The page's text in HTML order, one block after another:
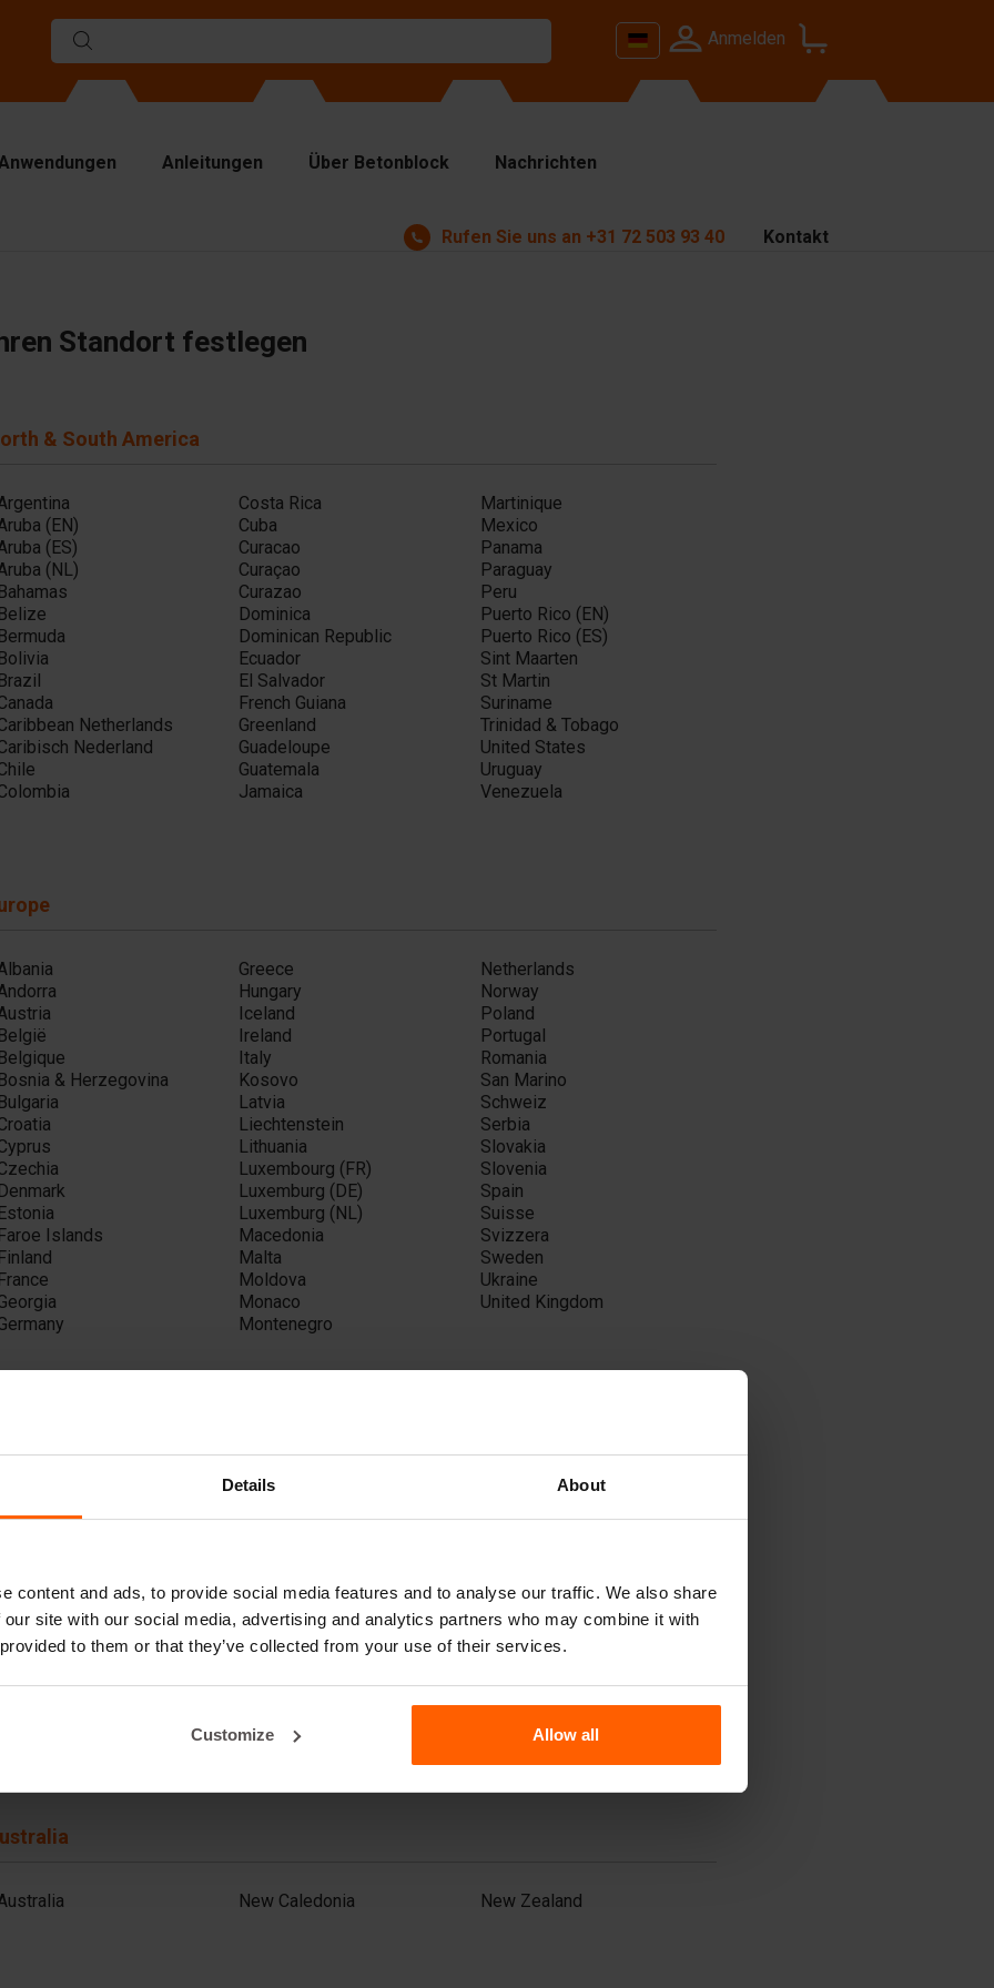
Details About
content and ads, to provide social media features and to analyse our traffic. We also share
site with our social media, advertising and analytics partners who may combine it with
to them or that they’ve collected from your use of their services.
Customize Allow all
Anmelden
Anleitungen Über Betonblock Nachrichten
Rufen Sie uns an +31 72 503 93 40 Kontakt
Standort festlegen
& South America
(EN)
(ES)
(NL)
Bahamas
Belize
Bermuda
Bolivia
Brazil
Netherlands
Nederland
Costa Rica
Cuba
Curacao
Curaçao
Curazao
Dominica
Dominican Republic
Ecuador
El Salvador
French Guiana
Greenland
Guadeloupe
Guatemala
Jamaica
Martinique
Mexico
Panama
Paraguay
Peru
Puerto Rico (EN)
Puerto Rico (ES)
Sint Maarten
St Martin
Suriname
Trinidad & Tobago
United States
Uruguay
Venezuela
België
Belgique
Bosnia & Herzegovina
Bulgaria
Denmark
Estonia
Faroe Islands
Finland
France
Greece
Hungary
Iceland
Ireland
Italy
Kosovo
Latvia
Liechtenstein
Lithuania
Luxembourg (FR)
Luxemburg (DE)
Luxemburg (NL)
Macedonia
Malta
Moldova
Monaco
Montenegro
Netherlands
Norway
Poland
Portugal
Romania
San Marino
Schweiz
Serbia
Slovakia
Slovenia
Spain
Suisse
Svizzera
Sweden
Ukraine
United Kingdom
China
India
Japan
Kuwait
Lebanon (FR)
Malaysia
Mongolia
Pakistan
Qatar
South Korea
Sri Lanka
Taiwan
Thailand
United Arab Emirates
Vietnam
New Caledonia New Zealand